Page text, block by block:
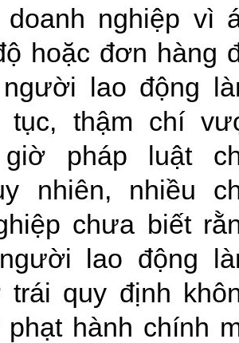
nghiệp vì
hoặc đơn hàng
lao động
tục, thậm chí
pháp luật
nhiên, nhiều
chưa biết
lao động
trái quy định
hành chính